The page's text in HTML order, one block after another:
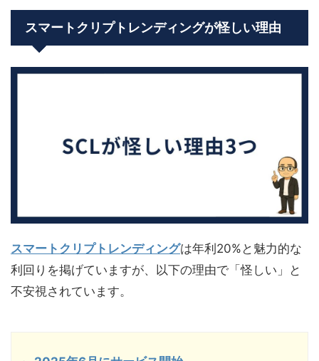
スマートクリプトレンディングが怪しい理由
スマートクリプトレンディングは年利20%と魅力的な
利回りを掲げていますが、以下の理由で「怪しい」と
不安視されています。